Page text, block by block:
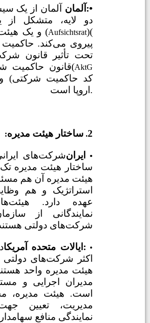
•آلمان:
دو لایه، متشکل از
(
) و یک هیئت نظارت (Aufsichtsrat)
پیروی می‌کند.
تحت تأثیر قانون
(AktG
کد حاکمیت شرکتی) و
اروپا است.
2
. ساختار هیئت مدیره:
• ایران
ساختار هیئت مدیره
هیئت مدیره آن هم
استراتژیک و هم
عهده دارد.
نمایندگانی از
شرکت‌های دولتی
• ایالات متحده آمریکا:
اکثر شرکت‌های دولتی
هیئت مدیره واحد
مدیران اجرایی و
است. هیئت مدیره،
مدیریت، تعیین
نمایندگی منافع